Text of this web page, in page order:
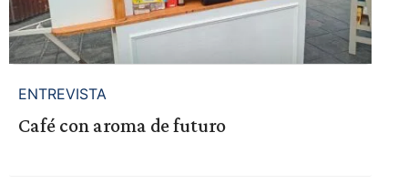
ENTREVISTA
Café con aroma de futuro